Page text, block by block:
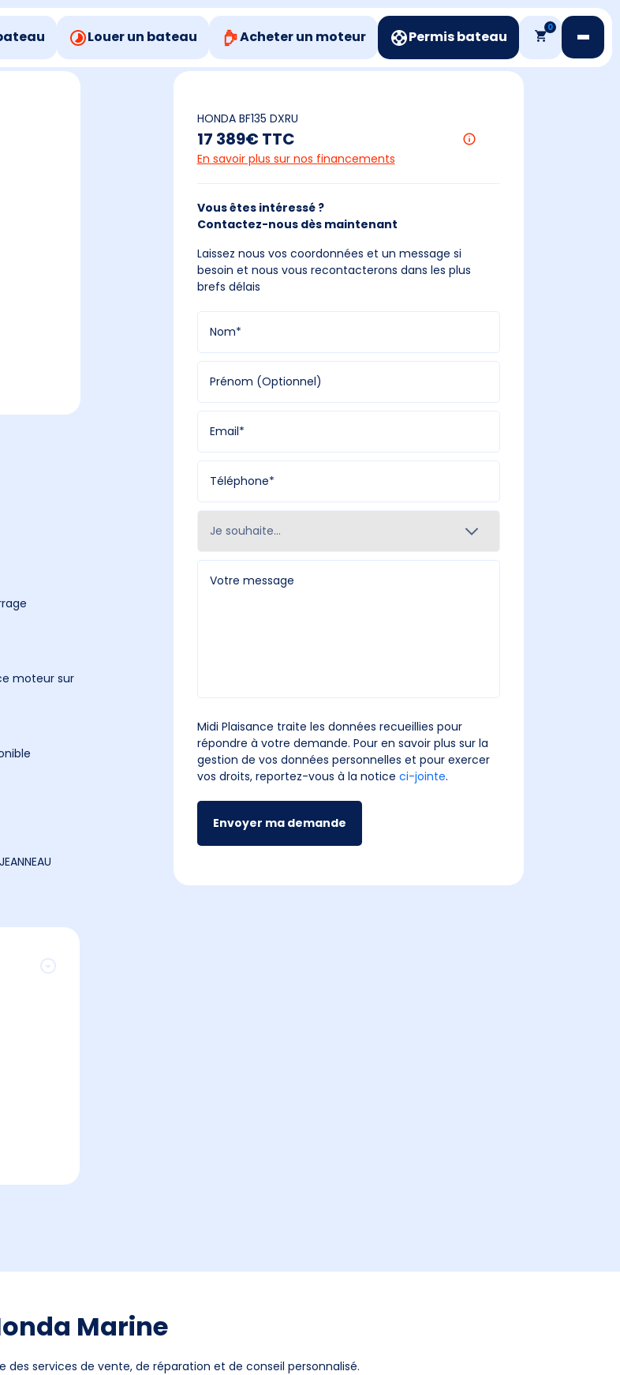
Louer un bateau Acheter un moteur Permis bateau
0
moteur sur
HONDA BF135 DXRU
17 389€ TTC
En savoir plus sur nos financements
Vous êtes intéressé ?
Contactez-nous dès maintenant
Laissez nous vos coordonnées et un message si
besoin et nous vous recontacterons dans les plus
brefs délais
Midi Plaisance traite les données recueillies pour
répondre à votre demande. Pour en savoir plus sur la
gestion de vos données personnelles et pour exercer
vos droits, reportez-vous à la notice ci-jointe.
Envoyer ma demande
Marine
services de vente, de réparation et de conseil personnalisé.